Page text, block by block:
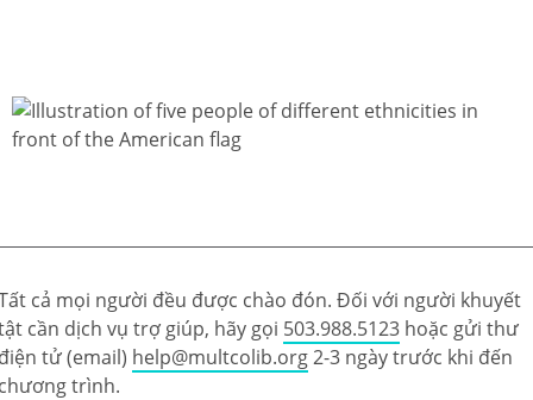
cả mọi người đều được chào đón. Đối với người khuyết
cần dịch vụ trợ giúp, hãy gọi 503.988.5123 hoặc gửi thư
tử (email) help@multcolib.org2-3 ngày trước khi đến
trình.